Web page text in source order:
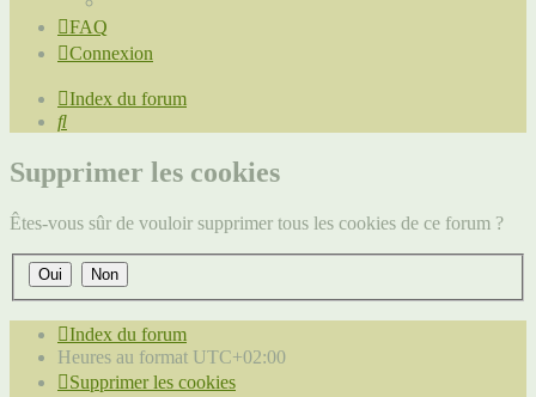
FAQ
Connexion
Index du forum
Rechercher
Supprimer les cookies
Êtes-vous sûr de vouloir supprimer tous les cookies de ce forum ?
Index du forum
Heures au format UTC+02:00
Supprimer les cookies